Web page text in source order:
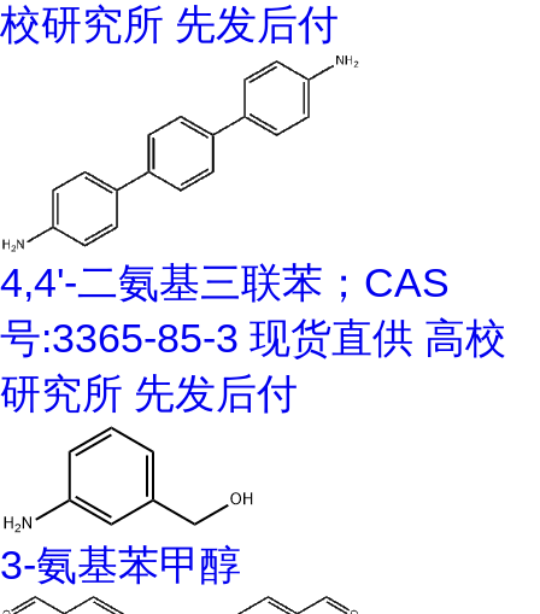
校研究所 先发后付
4,4'-二氨基三联苯；CAS
号:3365-85-3 现货直供 高校
研究所 先发后付
3-氨基苯甲醇